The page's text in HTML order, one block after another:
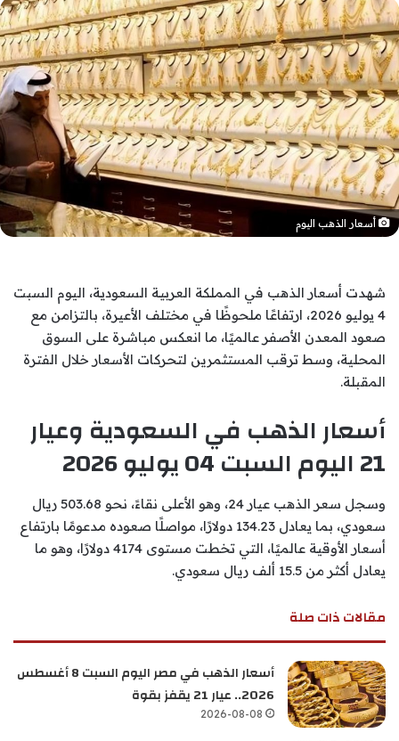
أسعار الذهب اليوم
شهدت أسعار الذهب في المملكة العربية السعودية، اليوم السبت
4 يوليو 2026، ارتفاعًا ملحوظًا في مختلف الأعيرة، بالتزامن مع
صعود المعدن الأصفر عالميًا، ما انعكس مباشرة على السوق
المحلية، وسط ترقب المستثمرين لتحركات الأسعار خلال الفترة
المقبلة.
أسعار الذهب في السعودية وعيار
21 اليوم السبت 04 يوليو 2026
وسجل سعر الذهب عيار 24، وهو الأعلى نقاءً، نحو 503.68 ريال
سعودي، بما يعادل 134.23 دولارًا، مواصلًا صعوده مدعومًا بارتفاع
أسعار الأوقية عالميًا، التي تخطت مستوى 4174 دولارًا، وهو ما
يعادل أكثر من 15.5 ألف ريال سعودي.
مقالات ذات صلة
أسعار الذهب في مصر اليوم السبت 8 أغسطس
2026.. عيار 21 يقفز بقوة
2026-08-08